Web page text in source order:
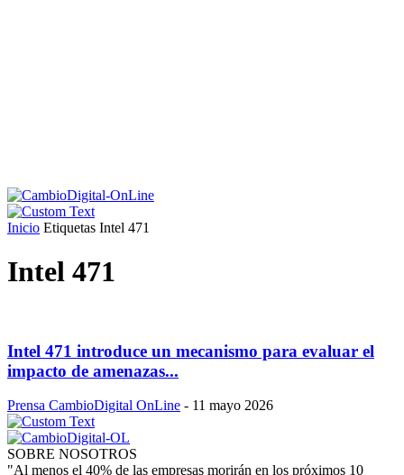
Inicio Etiquetas Intel 471
Intel 471
Intel 471 introduce un mecanismo para evaluar el
impacto de amenazas...
Prensa CambioDigital OnLine - 11 mayo 2026
SOBRE NOSOTROS
"Al menos el 40% de las empresas morirán en los próximos 10